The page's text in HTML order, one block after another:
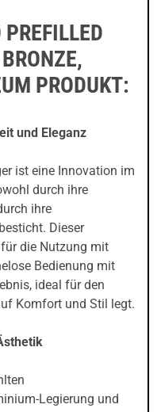
PRODUKT:
und Eleganz
ist eine Innovation im
durch ihre
ihre
Dieser
die Nutzung mit
Bedienung mit
ideal für den
Komfort und Stil legt.
Legierung und